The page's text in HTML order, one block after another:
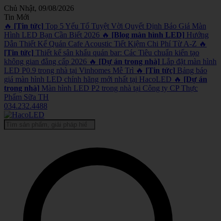
Chủ Nhật, 09/08/2026
Tin Mới
🔥 [Tin tức] Top 5 Yếu Tố Tuyệt Vời Quyết Định Báo Giá Màn
Hình LED Bạn Cần Biết 2026 🔥 [Blog màn hình LED] Hướng
Dẫn Thiết Kế Quán Cafe Acoustic Tiết Kiệm Chi Phí Từ A-Z 🔥
[Tin tức] Thiết kế sân khấu quán bar: Các Tiêu chuẩn kiến tạo
không gian đẳng cấp 2026 🔥 [Dự án trong nhà] Lắp đặt màn hình
LED P0.9 trong nhà tại Vinhomes Mễ Trì 🔥 [Tin tức] Bảng báo
giá màn hình LED chính hãng mới nhất tại HacoLED 🔥 [Dự án
trong nhà] Màn hình LED P2 trong nhà tại Công ty CP Thực
Phẩm Sữa TH
034.232.4488